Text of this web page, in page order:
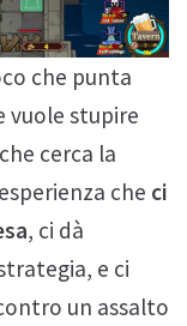
che punta
vuole stupire
cerca la
che ci
, ci dà
e ci
un assalto